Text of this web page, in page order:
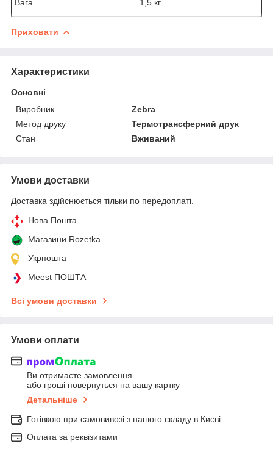
Вага 1,5 кг
Приховати
Характеристики
Основні
Виробник
Zebra
Метод друку
Термотрансферний друк
Стан
Вживаний
Умови доставки
Доставка здійснюється тільки по передоплаті.
Нова Пошта
Магазини Rozetka
Укрпошта
Meest ПОШТА
Всі умови доставки
Умови оплати
Ви отримаєте замовлення
або гроші повернуться на вашу картку
Детальніше
Готівкою при самовивозі з нашого складу в Києві.
Оплата за реквізитами